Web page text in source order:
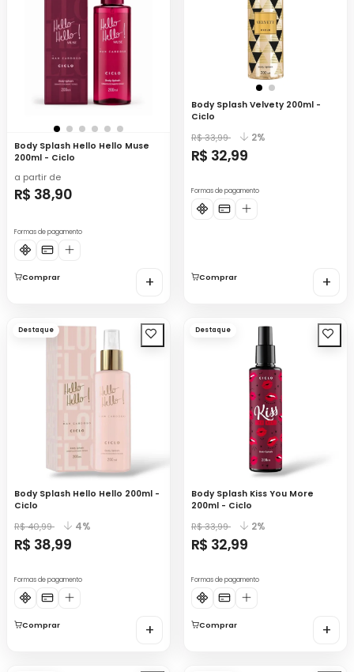
Body Splash Hello Hello Muse
200ml - Ciclo
a partir de
R$ 38,90
Formas de pagamento
Comprar +
Body Splash Velvety 200ml -
Ciclo
R$ 33,99 2%
R$ 32,99
Formas de pagamento
Comprar +
Destaque
Body Splash Hello Hello 200ml -
Ciclo
R$ 40,99 4%
R$ 38,99
Formas de pagamento
Comprar +
Destaque
Body Splash Kiss You More
200ml - Ciclo
R$ 33,99 2%
R$ 32,99
Formas de pagamento
Comprar +